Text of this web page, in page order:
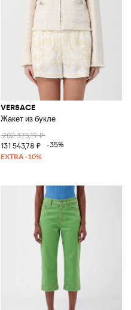
VERSACE
Жакет из букле
202 375,19 ₽
131 543,78 ₽
-35%